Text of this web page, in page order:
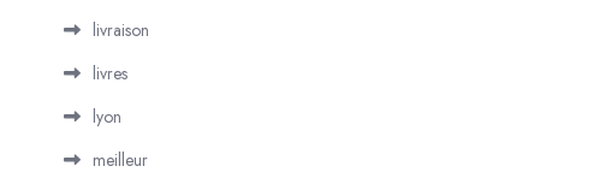
livraison
livres
lyon
meilleur